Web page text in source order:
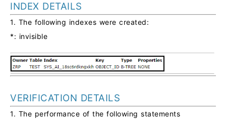
INDEX DETAILS
1. The following indexes were created:
*: invisible
VERIFICATION DETAILS
1. The performance of the following statements